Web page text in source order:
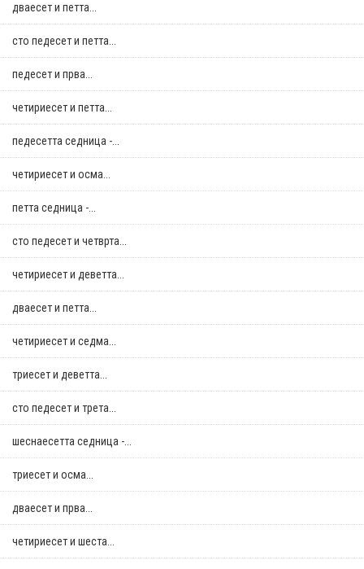
дваесет и петта...
сто педесет и петта...
педесет и прва...
четириесет и петта...
педесетта седница -...
четириесет и осма...
петта седница -...
сто педесет и четврта...
четириесет и деветта...
дваесет и петта...
четириесет и седма...
триесет и деветта...
сто педесет и трета...
шеснаесетта седница -...
триесет и осма...
дваесет и прва...
четириесет и шеста...